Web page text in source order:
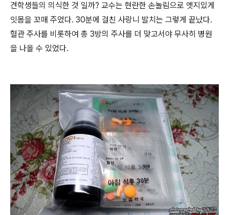
견학생들의 의식한 것 일까? 교수는 현란한 손놀림으로 엣지있게
잇몸을 꼬매 주었다. 30분에 걸친 사랑니 발치는 그렇게 끝났다.
혈관 주사를 비롯하여 총 3방의 주사를 더 맞고서야 무사히 병원
을 나올 수 있었다.